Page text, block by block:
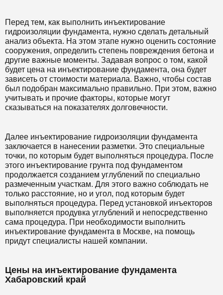
Перед тем, как выполнить инъектирование
гидроизоляции фундамента, нужно сделать детальный
анализ объекта. На этом этапе нужно оценить состояние
сооружения, определить степень повреждения бетона и
другие важные моменты. Задавая вопрос о том, какой
будет цена на инъектирование фундамента, она будет
зависеть от стоимости материала. Важно, чтобы состав
был подобран максимально правильно. При этом, важно
учитывать и прочие факторы, которые могут
сказываться на показателях долговечности.
Далее инъектирование гидроизоляции фундамента
заключается в нанесении разметки. Это специальные
точки, по которым будет выполняться процедура. После
этого инъектирование грунта под фундаментом
продолжается созданием углублений по специально
размеченным участкам. Для этого важно соблюдать не
только расстояние, но и угол, под которым будет
выполняться процедура. Перед установкой инъекторов
выполняется продувка углублений и непосредственно
сама процедура. При необходимости выполнить
инъектирование фундамента в Москве, на помощь
придут специалисты нашей компании.
Цены на инъектирование фундамента
Хабаровский край